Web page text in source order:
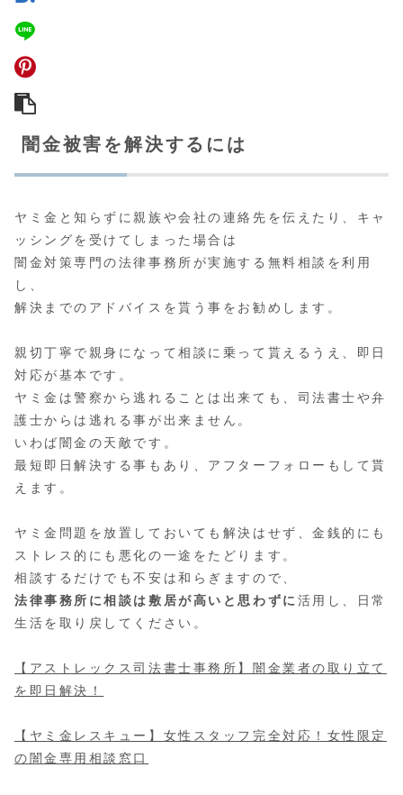
闇金被害を解決するには
ヤミ金と知らずに親族や会社の連絡先を伝えたり、キャ
ッシングを受けてしまった場合は
闇金対策専門の法律事務所が実施する無料相談 を利用
し、
解決までのアドバイスを貰う事をお勧めします。
親切丁寧で親身になって相談に乗って貰えるうえ、即日
対応が基本です。
ヤミ金は警察から逃れることは出来ても、司法書士や弁
護士からは逃れる事が出来ません。
いわば闇金の天敵です。
最短即日解決する事もあり、アフターフォローもして貰
えます。
ヤミ金問題を放置しておいても解決はせず、金銭的にも
ストレス的にも悪化の一途をたどります。
相談するだけでも不安は和らぎますので、
法律事務所に相談は敷居が高いと思わずに 活用し、日常
生活を取り戻してください。
【アストレックス司法書士事務所】闇金業者の取り立て
を即日解決！
【ヤミ金レスキュー】女性スタッフ完全対応！女性限定
の闇金専用相談窓口